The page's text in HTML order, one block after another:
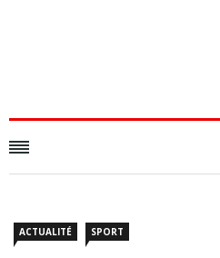
ACTUALITÉ SPORT